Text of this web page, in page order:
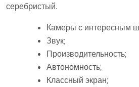
серебристый.
Камеры с интересным
Звук;
Производительность;
Автономность;
Классный экран;